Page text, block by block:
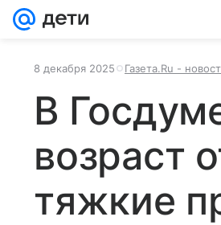
8 декабря 2025 Газета.Ru -
В
возраст
тяжкие